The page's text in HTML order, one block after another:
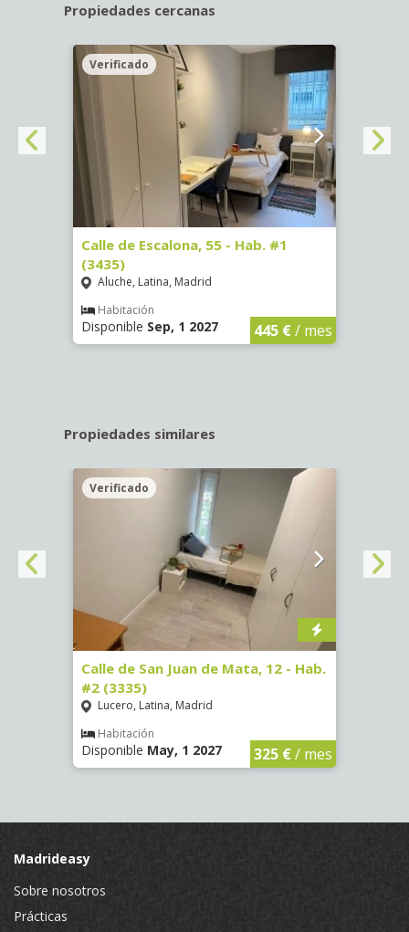
Propiedades cercanas
Verificado
Calle de Escalona, 55 - Hab. #1
(3435)
Aluche, Latina, Madrid
Habitación
Disponible Sep, 1 2027 445 €/ mes
Propiedades similares
Verificado
Calle de San Juan de Mata, 12 - Hab.
#2 (3335)
Lucero, Latina, Madrid
Habitación
Disponible May, 1 2027 325 €/ mes
Madrideasy
Sobre nosotros
Prácticas